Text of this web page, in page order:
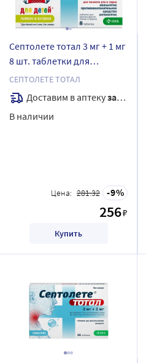
Септолете тотал 3 мг + 1 мг
8 шт. таблетки для
рассасывания для детей
вкус лимон и бузина
СЕПТОЛЕТЕ ТОТАЛ
Доставим в аптекузавтра
В наличии
Цена: 281.32 9
256₽
Купить